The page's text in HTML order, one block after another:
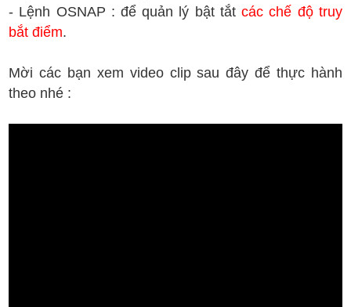
- Lệnh OSNAP : để quản lý bật tắtcác chế độ truy
bắt điểm.
Mời các bạn xem video clip sau đây để thực hành
theo nhé :